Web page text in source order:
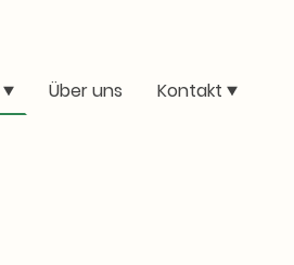
Über uns Kontakt